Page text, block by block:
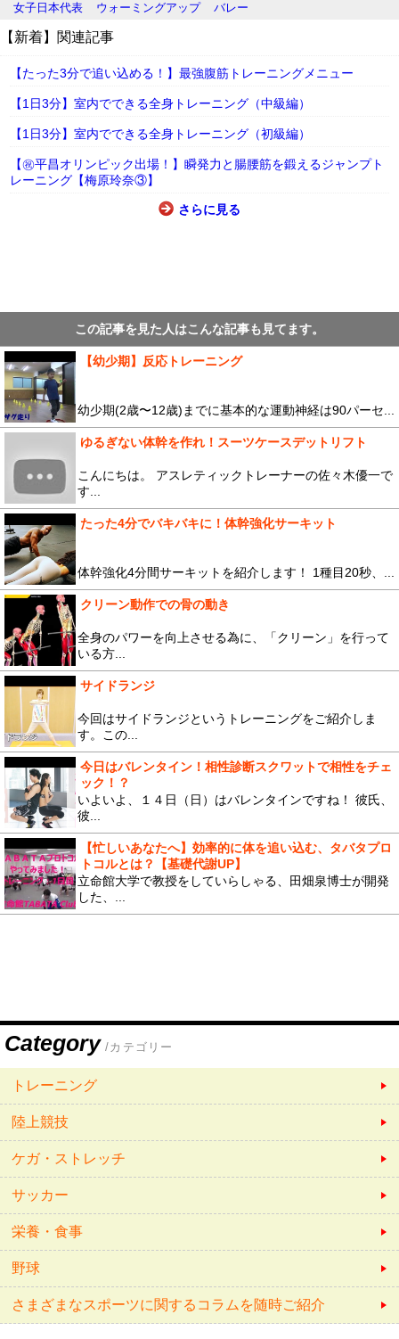
女子日本代表 ウォーミングアップ バレー
【新着】関連記事
【たった3分で追い込める！】最強腹筋トレーニングメニュー
【1日3分】室内でできる全身トレーニング（中級編）
【1日3分】室内でできる全身トレーニング（初級編）
【㊗平昌オリンピック出場！】瞬発力と腸腰筋を鍛えるジャンプト
レーニング【梅原玲奈③】
さらに見る
この記事を見た人はこんな記事も見てます。
【幼少期】反応トレーニング
幼少期(2歳〜12歳)までに基本的な運動神経は90パーセ...
ゆるぎない体幹を作れ！スーツケースデットリフト
こんにちは。 アスレティックトレーナーの佐々木優一で
す...
たった4分でバキバキに！体幹強化サーキット
体幹強化4分間サーキットを紹介します！ 1種目20秒、...
クリーン動作での骨の動き
全身のパワーを向上させる為に、「クリーン」を行って
いる方...
サイドランジ
今回はサイドランジというトレーニングをご紹介しま
す。この...
今日はバレンタイン！相性診断スクワットで相性をチェ
ック！？
いよいよ、１４日（日）はバレンタインですね！ 彼氏、
彼...
【忙しいあなたへ】効率的に体を追い込む、タバタプロ
トコルとは？【基礎代謝UP】
立命館大学で教授をしていらしゃる、田畑泉博士が開発
した、...
Category /カテゴリー
トレーニング
陸上競技
ケガ・ストレッチ
サッカー
栄養・食事
野球
さまざまなスポーツに関するコラムを随時ご紹介